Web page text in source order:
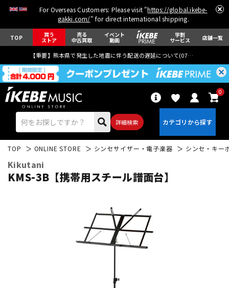
For Overseas Customers: Please visit "https://global.ikebe-
gakki.com/" for direct international shipping.
TOP 買う
ストア
売る
中古買取
イベント
動画
学割
サービス 店舗一覧
【重要】熊本県で発生した地震に伴う配送の遅延について(07月29日
詳細検索
0
TOP ONLINE STORE シンセサイザー・電子楽器 シンセ・キー
Kikutani
KMS-3B【携帯用スチール譜面台】